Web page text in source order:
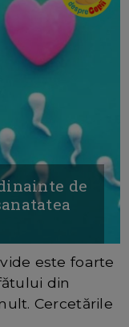
de
este foarte
din
Cercetările